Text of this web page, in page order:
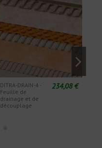
DITRA-DRAIN-4 -
Feuille de
drainage et de
découplage
234,08 €